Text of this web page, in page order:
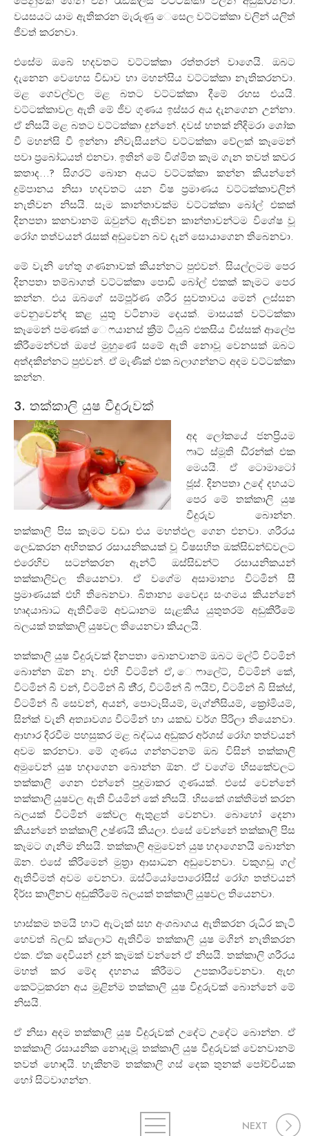
වයසයට යාම ඇතිකරන මැරුණු ෙසෙල වට්ටක්කා වලින් යලිත්
ජීවත් කරනවා.
එසේම ඔබේ හදවතට වට්ටක්කා රත්තරන් වාගෙයි. ඔබට
දැනෙන වෙහෙස විඩාව හා මහන්සිය වට්ටක්කා නැතිකරනවා.
මළ ගෙවල්වල මළ බතට වට්ටක්කා දීමේ රහස එයයි.
වට්ටක්කාවල ඇති මේ ජීව ගුණය ඉස්සර අය දැනගෙන උන්නා.
ඒ නිසයි මළ බතට වට්ටක්කා දුන්නේ. දවස් හතක් නිදිමරා ශෝක
වී මහන්සි වී ඉන්නා නිවැසියන්ට වට්ටක්කා වේලක් කෑමෙන්
පවා ප්‍රබෝධයත් එනවා. ඉතින් මේ විශ්මිත කෑම ගැන තවත් කවර
කතාද…? සිගරට් බොන අයට වට්ටක්කා කන්න කියන්නේ
දුම්පානය නිසා හදවතට යන විෂ ප්‍රමාණය වට්ටක්කාවලින්
නැතිවන නිසයි. සෑම කාන්තාවක්ම වට්ටක්කා බෝල් එකක්
දිනපතා කනවානම් ඔවුන්ට ඇතිවන කාන්තාවන්ටම විශේෂ වූ
රෝග තත්වයන් රැසක් අඩුවෙන බව දැන් සොයාගෙන තිබෙනවා.
මේ වැනි හේතු ගණනාවක් කියන්නට පුළුවන්. සියල්ලටම පෙර
දිනපතා තම්බාගත් වට්ටක්කා පොඩි බෝල් එකක් කෑමට පෙර
කන්න. එය ඔබගේ සම්පූර්ණ ශරීර සුවතාවය මෙන් ලස්සන
වෙනුවෙන්ද කළ යුතු වටිනාම දෙයක්. මාසයක් වට්ටක්කා
කෑමෙන් පමණක් ෙෆයානස් ක්‍රීම් ටියුබ් එකසිය විස්සක් ආලේප
කිරීමෙන්වත් ඔපේ මුහුණේ සමේ ඇති නොවූ වෙනසක් ඔබට
අත්දකින්නට පුළුවන්. ඒ මැණික් එක බලාගන්නට අදම වට්ටක්කා
කන්න.
3. තක්කාලි යුෂ වීදුරුවක්
අද ලෝකයේ ජනප්‍රියම
ෆෘට් ස්මූති ඩි‍්‍රන්ක් එක
මෙයයි. ඒ ටොමාටෝ
ජූස්. දිනපතා උදේ දහයට
පෙර මේ තක්කාලි යුෂ
වීදුරුව බොන්න.
තක්කාලි පිස කෑමට වඩා එය මහත්ඵල ගෙන එනවා. ශරීරය
ලෙඩකරන අහිතකර රසායනිකයක් වූ විෂසහිත ඔක්සිඩන්ඞ්වලට
එරෙහිව සටන්කරන ඇන්ටි ඔස්සිඩන්ට් රසායනිකයන්
තක්කාලිවල තියෙනවා. ඒ වගේම අසාමාන්‍ය විටමින් සී
ප්‍රමාණයක් එහි තිබෙනවා. බිතාන්‍ය වෛද්‍ය සංගමය කියන්නේ
හෘදයාබාධ ඇතිවීමේ අවධානම සැළකිය යුතුතරම් අඩුකිරීමේ
බලයක් තක්කාලි යුෂවල තියෙනවා කියලයි.
තක්කාලි යුෂ වීදුරුවක් දිනපතා බොනවානම් ඔබට මල්ටි විටමින්
බොන්න ඕන නෑ. එහි විටමින් ඒ, ෙෆාලේට්, විටමින් කේ,
විටමින් බී වන්, විටමින් බී තී‍්‍ර, විටමින් බී ෆයිව්, විටමින් බී සික්ස්,
විටමින් බී සෙවන්, අයන්, පොටෑසියම්, මැග්නීසියම්, ක්‍රෝමියම්,
සින්ක් වැනි අත්‍යාවශ්‍ය විටමින් හා යකඩ වර්ග පිරිලා තියෙනවා.
ආහාර දිරවීම පහසුකර මළ බද්ධය අඩුකර අර්ශස් රෝග තත්වයන්
අවම කරනවා. මේ ගුණය ගන්නටනම් ඔබ විසින් තක්කාලි
අමුවෙන් යුෂ හදාගෙන බොන්න ඕන. ඒ වගේම හිසකේවලට
තක්කාලි ගෙන එන්නේ පුදුමාකර ගුණයක්. එසේ වෙන්නේ
තක්කාලි යුෂවල ඇති වියමින් කේ නිසයි. හිසකේ ශක්තිමත් කරන
බලයක් විටමින් කේවල ඇතුළත් වෙනවා. බොහෝ දෙනා
කියන්නේ තක්කාලි උෂ්ණයි කියලා. එසේ වෙන්නේ තක්කාලි පිස
කෑමට ගැනීම නිසයි. තක්කාලි අමුවෙන් යුෂ හදාගෙනයි බොන්න
ඕන. එසේ කිරිමෙන් මුත‍්‍රා ආසාධන අඩුවෙනවා. වකුගඩු ගල්
ඇතිවීමත් අවම වෙනවා. ඔස්ටියෝපොරෝසීස් රෝග තත්වයන්
දිර්ඝ කාලීනව අඩුකිරීමේ බලයක් තක්කාලි යුෂවල තියෙනවා.
හාස්කම තමයි හාට් ඇටෑක් සහ අංශබාගය ඇතිකරන රුධිර කැටි
හෙවත් බ්ලඩ් ක්ලොට් ඇතිවීම තක්කාලි යුෂ මගින් නැතිකරන
එක. ඒක දෙවියන් දුන් කෑමක් වන්නේ ඒ නිසයි. තක්කාලි ශරීරය
මහත් කර මේද දහනය කිරීමට උපකාරීවෙනවා. ඇඟ
කෙට්ටුකරන අය මුළින්ම තක්කාලි යුෂ විදුරුවක් බොන්නේ මේ
නිසයි.
ඒ නිසා අදම තක්කාලි යුෂ වීදුරුවක් උදේට උදේට බොන්න. ඒ
තක්කාලි රසායනික නොදැමූ තක්කාලි යුෂ වීදුරුවක් වෙනවානම්
තවත් හොඳයි. හැකිනම් තක්කාලි ගස් දෙක තුනක් පෝච්චියක
හෝ සිටවාගන්න.
NEXT